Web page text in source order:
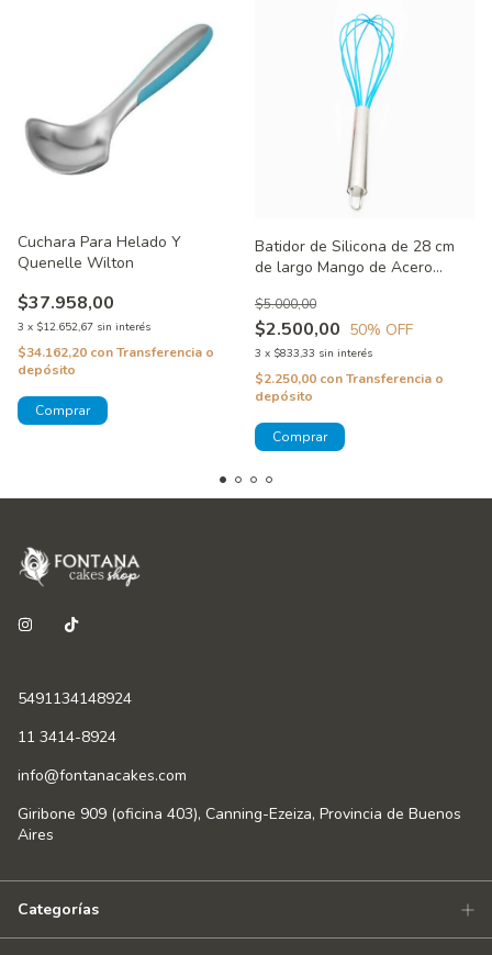
Cuchara Para Helado Y
Quenelle Wilton
$37.958,00
3 x $12.652,67 sin interés
$34.162,20 conTransferencia o
depósito
Batidor de Silicona de 28 cm
de largo Mango de Acero
$2.500,00
$5.000,00
50% OFF
3 x $833,33 sin interés
$2.250,00 conTransferencia o
depósito
5491134148924
11 3414-8924
info@fontanacakes.com
Giribone 909 (oficina 403), Canning-Ezeiza, Provincia de Buenos
Aires
Categorías